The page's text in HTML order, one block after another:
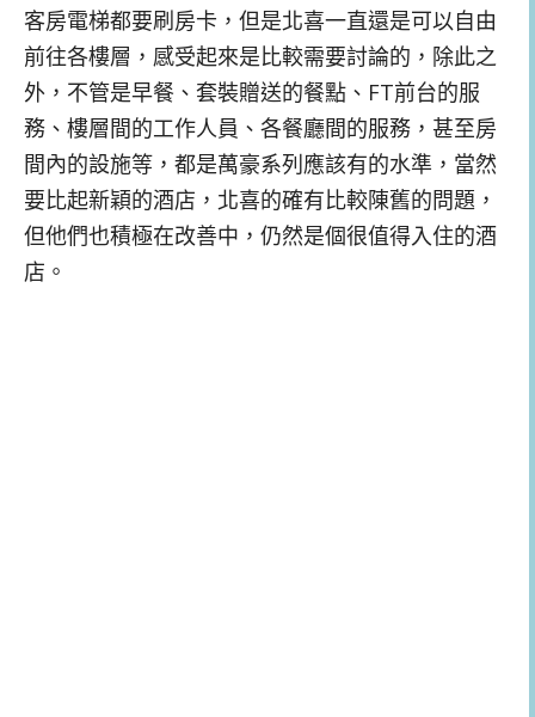
客房電梯都要刷房卡，但是北喜一直還是可以自由
前往各樓層，感受起來是比較需要討論的，除此之
外，不管是早餐、套裝贈送的餐點、FT前台的服
務、樓層間的工作人員、各餐廳間的服務，甚至房
間內的設施等，都是萬豪系列應該有的水準，當然
要比起新穎的酒店，北喜的確有比較陳舊的問題，
但他們也積極在改善中，仍然是個很值得入住的酒
店。